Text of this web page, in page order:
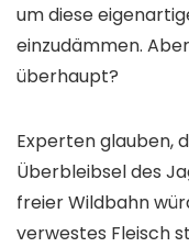
um diese
einzudämmen.
überhaupt?
Experten glauben,
Überbleibsel des
freier Wildbahn
verwestes Fleisch